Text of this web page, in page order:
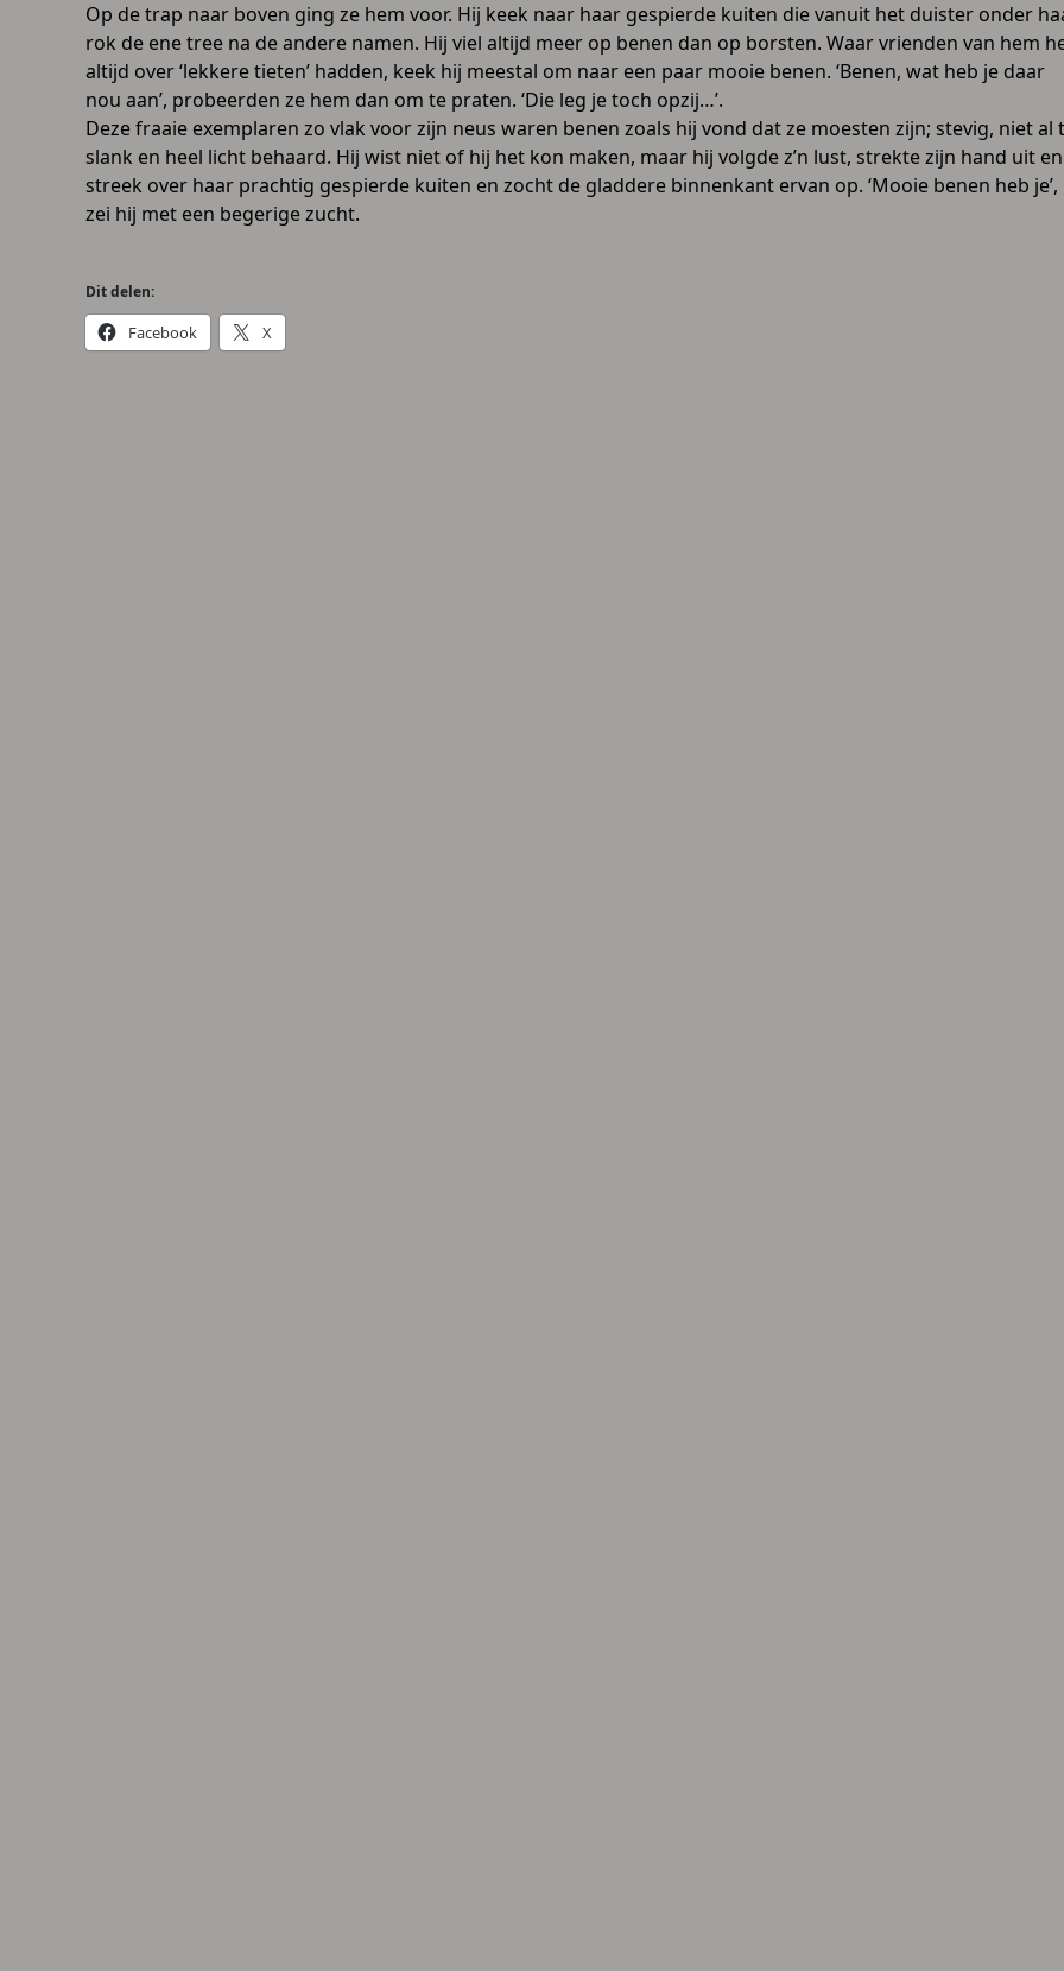
Op de trap naar boven ging ze hem voor. Hij keek naar haar gespierde kuiten die vanuit het duister onder
rok de ene tree na de andere namen. Hij viel altijd meer op benen dan op borsten. Waar vrienden van hem
altijd over ‘lekkere tieten’ hadden, keek hij meestal om naar een paar mooie benen. ‘Benen, wat heb je daar
nou aan’, probeerden ze hem dan om te praten. ‘Die leg je toch opzij…’.
Deze fraaie exemplaren zo vlak voor zijn neus waren benen zoals hij vond dat ze moesten zijn; stevig, niet al
slank en heel licht behaard. Hij wist niet of hij het kon maken, maar hij volgde z’n lust, strekte zijn hand uit en
streek over haar prachtig gespierde kuiten en zocht de gladdere binnenkant ervan op. ‘Mooie benen heb je’,
zei hij met een begerige zucht.
Dit delen:
Facebook X